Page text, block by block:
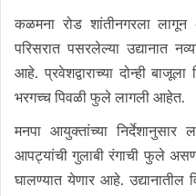
कळमना रोड शांतीनगरला
परिसरात पसरलेल्या उद्यानात
आहे. प्रवेशद्वाराच्या दोन्ही
भरगच्च पिवळी फुले लागली आहेत.
मनपा आयुक्तांच्या निर्देशानुसार
आपट्यांची गुलाबी रंगाची फुले
घालण्यात येणार आहे.